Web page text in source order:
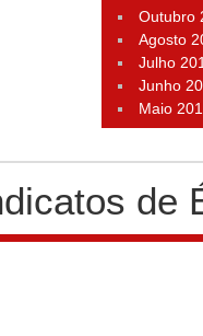
Outubro
Agosto
Julho
Junho
Maio
de